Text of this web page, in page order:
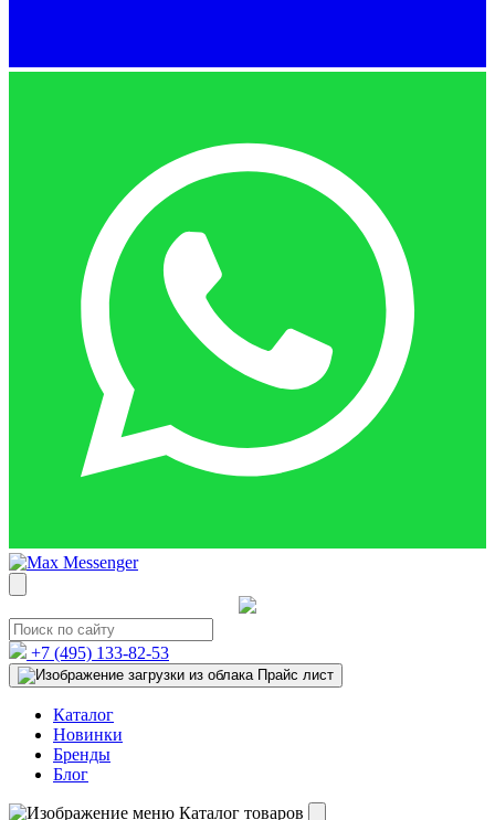
+7 (495) 133-82-53
Прайс лист
Каталог
Новинки
Бренды
Блог
Каталог товаров